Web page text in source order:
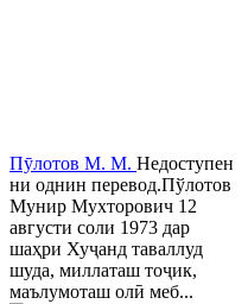
Пӯлотов М. М. Недоступен
ни однин перевод.Пўлотов
Мунир Мухторович 12
августи соли 1973 дар
шаҳри Хуҷанд таваллуд
шуда, миллаташ тоҷик,
маълумоташ олӣ меб...